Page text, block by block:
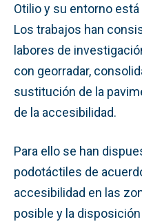
Otilio y su entorno
Los trabajos han
labores de
con georradar,
sustitución de la
de la accesibilidad.
Para ello se han
podotáctiles de
accesibilidad en las
posible y la